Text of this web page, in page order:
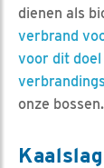
dienen als
verbrand
voor dit
onze bossen.
Kaalslag